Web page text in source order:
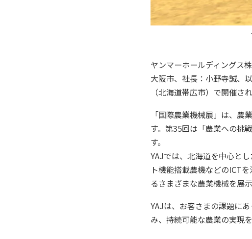
ヤンマーホールディングス
大阪市、社長：小野寺誠、
（北海道帯広市）で開催さ
「国際農業機械展」は、
す。第35回は「農業への挑
す。
YAJでは、北海道を中心と
ト機能搭載農機などのICT
るさまざまな農業機械を展示
YAJは、お客さまの課題に
み、持続可能な農業の実現